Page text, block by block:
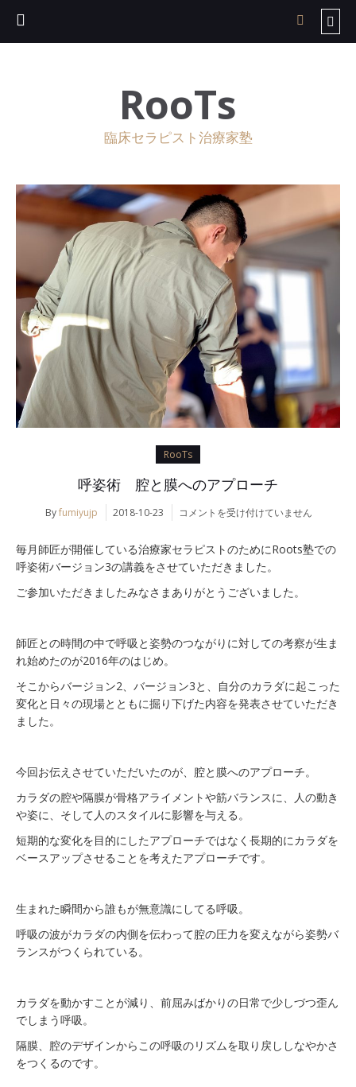
RooTs
臨床セラピスト治療家塾
RooTs
呼姿術 腔と膜へのアプローチ
Byfumiyujp 2018-10-23
呼
腔
と
膜
へ
プ
チ
は
コメントを受け付けていません
毎月師匠が開催している治療家セラピストのためにRoots塾での
呼姿術バージョン3の講義をさせていただきました。
ご参加いただきましたみなさまありがとうございました。
師匠との時間の中で呼吸と姿勢のつながりに対しての考察が生ま
れ始めたのが2016年のはじめ。
そこからバージョン2、バージョン3と、自分のカラダに起こった
変化と日々の現場とともに掘り下げた内容を発表させていただき
ました。
今回お伝えさせていただいたのが、腔と膜へのアプローチ。
カラダの腔や隔膜が骨格アライメントや筋バランスに、人の動き
や姿に、そして人のスタイルに影響を与える。
短期的な変化を目的にしたアプローチではなく長期的にカラダを
ベースアップさせることを考えたアプローチです。
生まれた瞬間から誰もが無意識にしてる呼吸。
呼吸の波がカラダの内側を伝わって腔の圧力を変えながら姿勢バ
ランスがつくられている。
カラダを動かすことが減り、前屈みばかりの日常で少しづつ歪ん
でしまう呼吸。
隔膜、腔のデザインからこの呼吸のリズムを取り戻ししなやかさ
をつくるのです。